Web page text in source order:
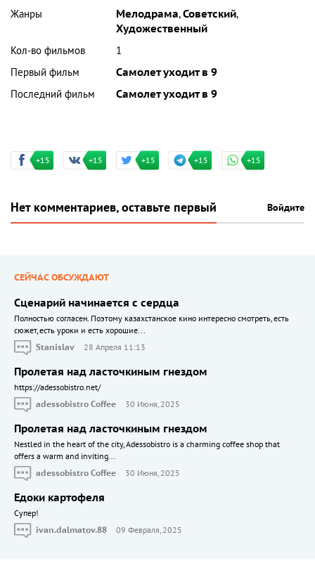
Жанры
Мелодрама,Советский,
Художественный
Кол-во фильмов
1
Первый фильм
Самолет уходит в 9
Последний фильм
Самолет уходит в 9
+15 +15 +15 +15 +15
Нет комментариев, оставьте первый Войдите
СЕЙЧАС ОБСУЖДАЮТ
Сценарий начинается с сердца
Полностью согласен. Поэтому казахстанское кино интересно смотреть, есть
сюжет, есть уроки и есть хорошие...
Stanislav
28 Апреля 11:13
Пролетая над ласточкиным гнездом
https://adessobistro.net/
adessobistro Coffee
30 Июня, 2025
Пролетая над ласточкиным гнездом
Nestled in the heart of the city, Adessobistro is a charming coffee shop that
offers a warm and inviting...
adessobistro Coffee
30 Июня, 2025
Едоки картофеля
Cупер!
ivan.dalmatov.88
09 Февраля, 2025